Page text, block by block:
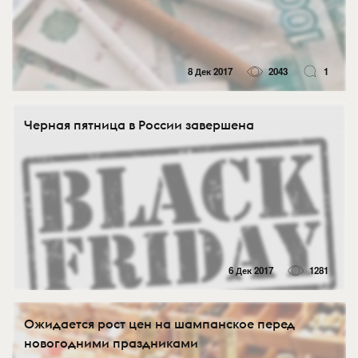
8 Дек 2017 2043 1
Черная пятница в России завершена
6 Дек 2017 1281
Ожидается рост цен на шампанское перед
новогодними праздниками